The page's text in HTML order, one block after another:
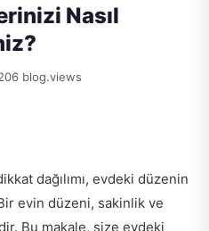
Nasıl
blog.views
dağılımı, evdeki düzenin
evin düzeni, sakinlik ve
Bu makale, size evdeki